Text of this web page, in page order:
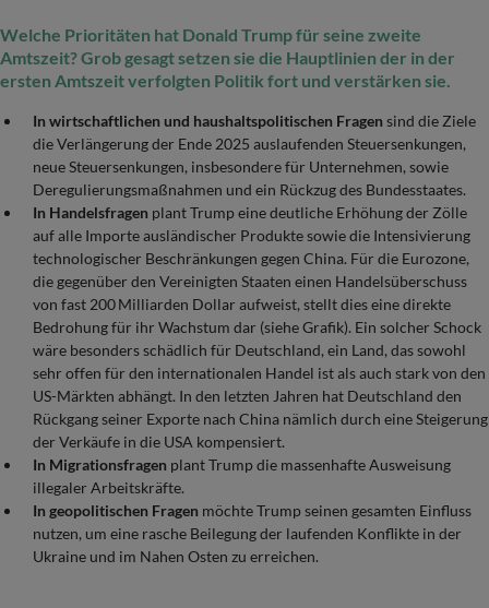
Welche Prioritäten hat Donald Trump für seine zweite
Amtszeit? Grob gesagt setzen sie die Hauptlinien der in der
ersten Amtszeit verfolgten Politik fort und verstärken sie.
In wirtschaftlichen und haushaltspolitischen Fragen sind die Ziele
die Verlängerung der Ende 2025 auslaufenden Steuersenkungen,
neue Steuersenkungen, insbesondere für Unternehmen, sowie
Deregulierungsmaßnahmen und ein Rückzug des Bundesstaates.
In Handelsfragen plant Trump eine deutliche Erhöhung der Zölle
auf alle Importe ausländischer Produkte sowie die Intensivierung
technologischer Beschränkungen gegen China. Für die Eurozone,
die gegenüber den Vereinigten Staaten einen Handelsüberschuss
von fast 200 Milliarden Dollar aufweist, stellt dies eine direkte
Bedrohung für ihr Wachstum dar (siehe Grafik). Ein solcher Schock
wäre besonders schädlich für Deutschland, ein Land, das sowohl
sehr offen für den internationalen Handel ist als auch stark von den
US-Märkten abhängt. In den letzten Jahren hat Deutschland den
Rückgang seiner Exporte nach China nämlich durch eine Steigerung
der Verkäufe in die USA kompensiert.
In Migrationsfragen plant Trump die massenhafte Ausweisung
illegaler Arbeitskräfte.
In geopolitischen Fragen möchte Trump seinen gesamten Einfluss
nutzen, um eine rasche Beilegung der laufenden Konflikte in der
Ukraine und im Nahen Osten zu erreichen.